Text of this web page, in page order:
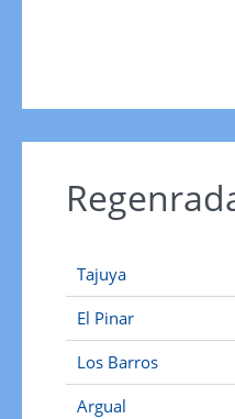
Tajuya
El Pinar
Los Barros
Argual